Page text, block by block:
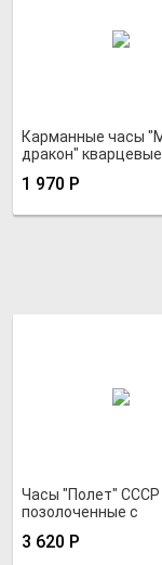
Карманные часы
дракон" кварцевые
1 970 Р
Часы "Полет" СССР
позолоченные с
сиреневым
3 620 Р